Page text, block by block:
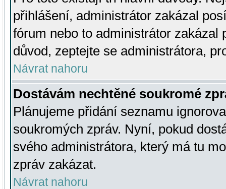
přihlášení, administrátor zakázal
fórum nebo to administrátor zakázal
důvod, zeptejte se administrátora,
Návrat nahoru
Dostávám nechtěné soukromé
Plánujeme přidání seznamu
soukromých zpráv. Nyní, pokud
svého administrátora, který má tu
zpráv zakázat.
Návrat nahoru